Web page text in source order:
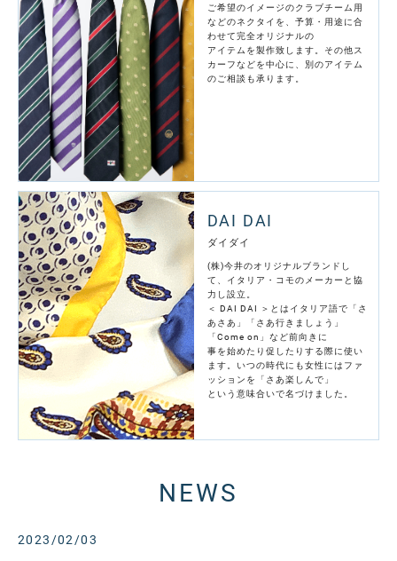
ご希望のイメージのクラブチーム用
などのネクタイを、予算・用途に合
わせて完全オリジナルの
アイテムを製作致します。その他ス
カーフなどを中心に、別のアイテム
のご相談も承ります。
DAI DAI
ダイダイ
(株)今井のオリジナルブランドし
て、イタリア・コモのメーカーと協
力し設立。
＜ DAI DAI ＞とはイタリア語で「さ
あさあ」「さあ行きましょう」
「Come on」など前向きに
事を始めたり促したりする際に使い
ます。いつの時代にも女性にはファ
ッションを「さあ楽しんで」
という意味合いで名づけました。
NEWS
2023/02/03